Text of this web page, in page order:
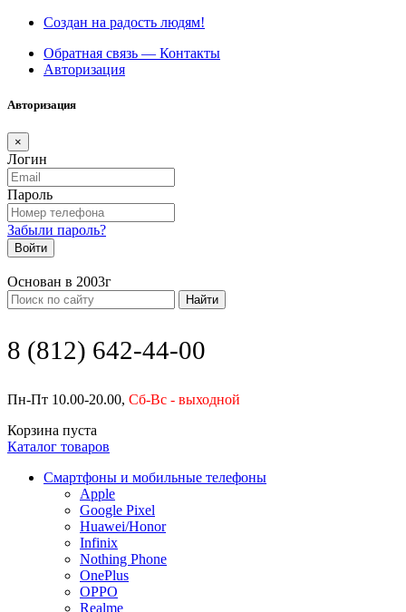
Создан на радость людям!
Обратная связь — Контакты
Авторизация
Авторизация
×
Логин
Пароль
Забыли пароль?
Войти
Основан в 2003г
Найти
8 (812) 642-44-00
Пн-Пт 10.00-20.00, Сб-Вс - выходной
Корзина пуста
Каталог товаров
Смартфоны и мобильные телефоны
Apple
Google Pixel
Huawei/Honor
Infinix
Nothing Phone
OnePlus
OPPO
Realme